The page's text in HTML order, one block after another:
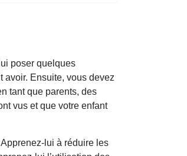
poser quelques
avoir. Ensuite, vous devez
tant que parents, des
vus et que votre enfant
lui à réduire les